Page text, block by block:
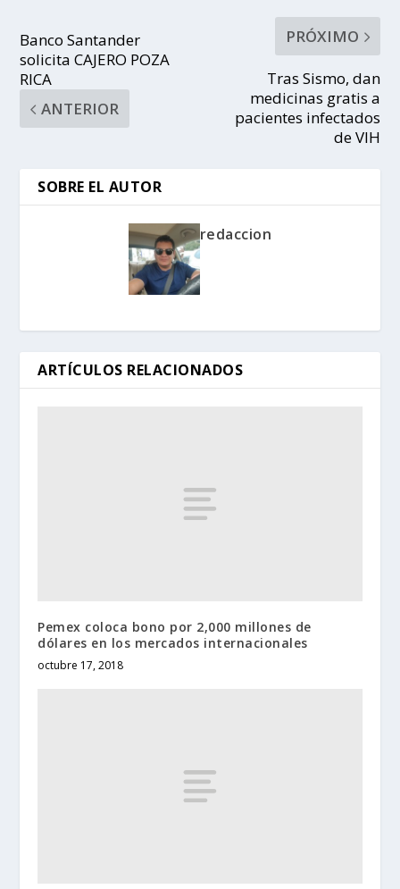
Banco Santander
solicita CAJERO POZA
RICA
ANTERIOR
PRÓXIMO
Tras Sismo, dan
medicinas gratis a
pacientes infectados
de VIH
SOBRE EL AUTOR
redaccion
ARTÍCULOS RELACIONADOS
Pemex coloca bono por 2,000 millones de
dólares en los mercados internacionales
octubre 17, 2018